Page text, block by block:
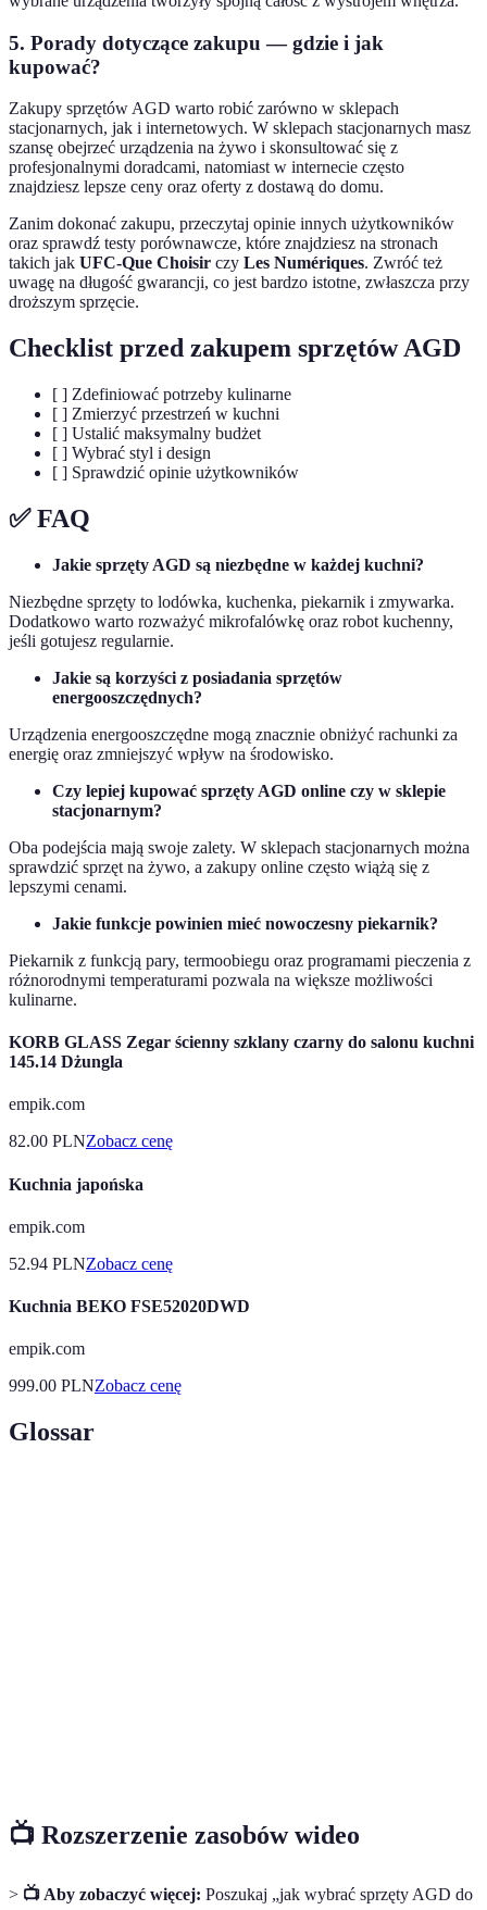
5. Porady dotyczące zakupu — gdzie i jak
kupować?
Zakupy sprzętów AGD warto robić zarówno w sklepach
stacjonarnych, jak i internetowych. W sklepach stacjonarnych masz
szansę obejrzeć urządzenia na żywo i skonsultować się z
profesjonalnymi doradcami, natomiast w internecie często
znajdziesz lepsze ceny oraz oferty z dostawą do domu.
Zanim dokonać zakupu, przeczytaj opinie innych użytkowników
oraz sprawdź testy porównawcze, które znajdziesz na stronach
takich jak UFC-Que Choisir czy Les Numériques. Zwróć też
uwagę na długość gwarancji, co jest bardzo istotne, zwłaszcza przy
droższym sprzęcie.
Checklist przed zakupem sprzętów AGD
[ ] Zdefiniować potrzeby kulinarne
[ ] Zmierzyć przestrzeń w kuchni
[ ] Ustalić maksymalny budżet
[ ] Wybrać styl i design
[ ] Sprawdzić opinie użytkowników
✅ FAQ
Jakie sprzęty AGD są niezbędne w każdej kuchni?
Niezbędne sprzęty to lodówka, kuchenka, piekarnik i zmywarka.
Dodatkowo warto rozważyć mikrofalówkę oraz robot kuchenny,
jeśli gotujesz regularnie.
Jakie są korzyści z posiadania sprzętów
energooszczędnych?
Urządzenia energooszczędne mogą znacznie obniżyć rachunki za
energię oraz zmniejszyć wpływ na środowisko.
Czy lepiej kupować sprzęty AGD online czy w sklepie
stacjonarnym?
Oba podejścia mają swoje zalety. W sklepach stacjonarnych można
sprawdzić sprzęt na żywo, a zakupy online często wiążą się z
lepszymi cenami.
Jakie funkcje powinien mieć nowoczesny piekarnik?
Piekarnik z funkcją pary, termoobiegu oraz programami pieczenia z
różnorodnymi temperaturami pozwala na większe możliwości
kulinarne.
KORB GLASS Zegar ścienny szklany czarny do salonu kuchni
145.14 Dżungla
empik.com
82.00 PLNZobacz cenę
Kuchnia japońska
empik.com
52.94 PLNZobacz cenę
Kuchnia BEKO FSE52020DWD
empik.com
999.00 PLNZobacz cenę
Glossar
📺 Rozszerzenie zasobów wideo
> 📺 Aby zobaczyć więcej: Poszukaj „jak wybrać sprzęty AGD do